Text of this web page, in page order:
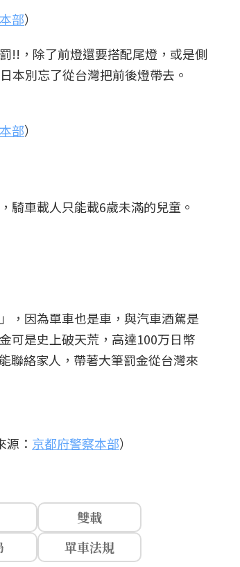
部）
!!，除了前燈還要搭配尾燈，或是側
本別忘了從台灣把前後燈帶去。
部）
騎車載人只能載6歲未滿的兒童。
，因為單車也是車，與汽車酒駕是
可是史上破天荒，高達100万日幣
聯絡家人，帶著大筆罰金從台灣來
： 京都府警察本部）
雙載
單車法規